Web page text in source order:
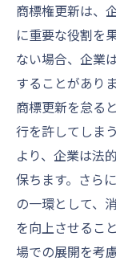
商標管
リット
ソフ
の管理
商標管
の構築
更新
商標
ソフト
特許庁の
商標権更新は、
に重要な役割を
ない場合、企業
することがあり
商標更新を怠る
行を許してしま
より、企業は法
保ちます。さら
の一環として、
を向上させるこ
場での展開を考